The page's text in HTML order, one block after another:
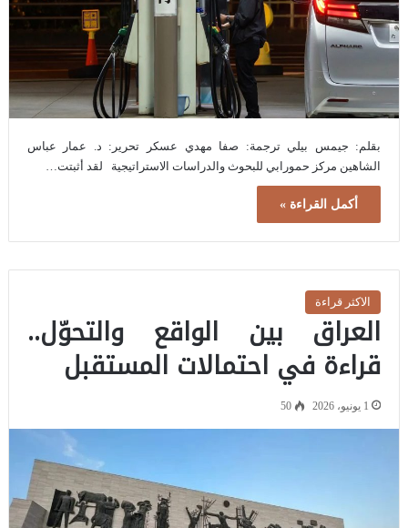
بقلم: جيمس بيلي ترجمة: صفا مهدي عسكر تحرير: د. عمار عباس
الشاهين مركز حمورابي للبحوث والدراسات الاستراتيجية لقد أثبتت…
أكمل القراءة »
الاكثر قراءة
العراق بين الواقع والتحوّل..
قراءة في احتمالات المستقبل
1 يونيو، 2026 50